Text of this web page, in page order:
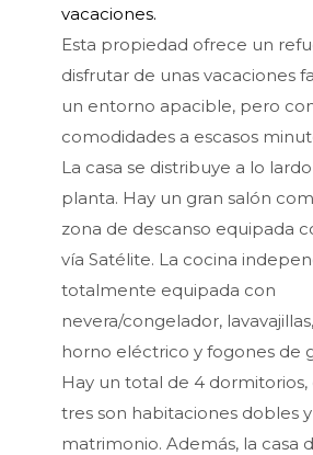
vacaciones.
Esta propiedad ofrece un
disfrutar de unas vacaciones
un entorno apacible, pero
comodidades a escasos
La casa se distribuye a lo
planta. Hay un gran salón
zona de descanso equipada
vía Satélite. La cocina
totalmente equipada con
nevera/congelador,
horno eléctrico y fogones de
Hay un total de 4 dormitorios,
tres son habitaciones dobles
matrimonio. Además, la casa